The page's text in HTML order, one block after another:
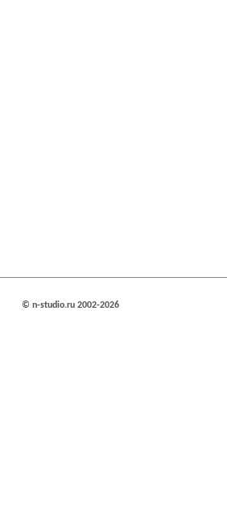
© n-studio.ru 2002-2026